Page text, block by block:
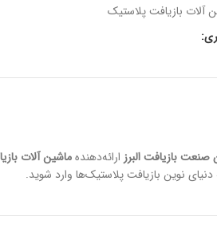
آلات بازیافت پلاستیک
بازیافت البرز ارائه‌دهندهماشین آلات
دنیای نوین بازیافت پلاستیک‌ها وارد شوید.